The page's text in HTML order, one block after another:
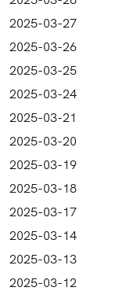
2025-03-27
2025-03-26
2025-03-25
2025-03-24
2025-03-21
2025-03-20
2025-03-19
2025-03-18
2025-03-17
2025-03-14
2025-03-13
2025-03-12